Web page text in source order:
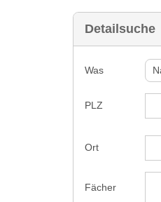
Detailsuche
Was
PLZ
Ort
Fächer